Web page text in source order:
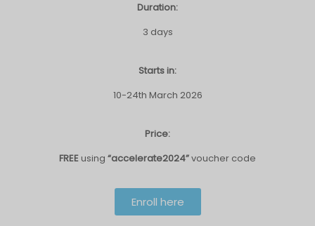
Duration:
3 days
Starts in:
10-24th March 2026
Price:
FREE using “accelerate2024”voucher code
Enroll here